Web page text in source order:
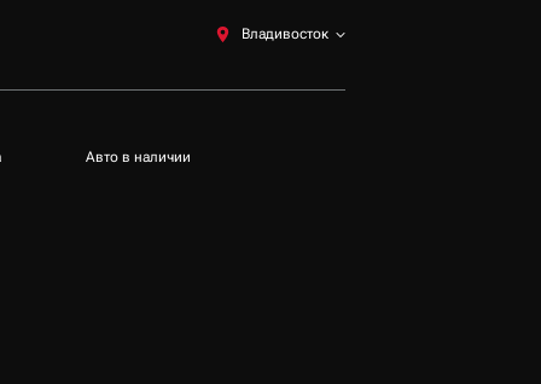
Владивосток
Авто в наличии